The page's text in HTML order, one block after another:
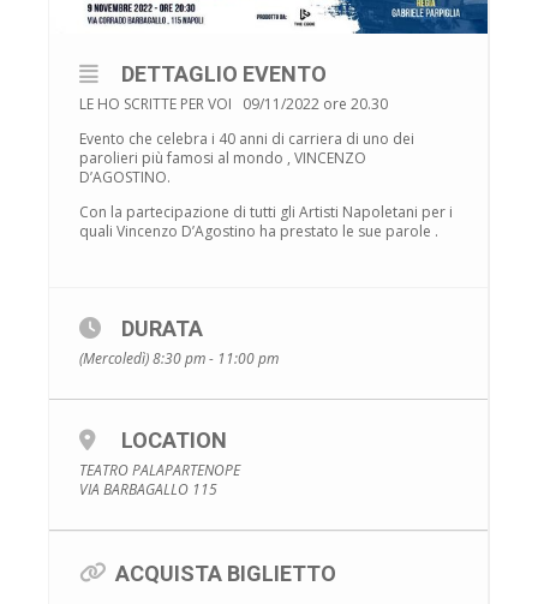
DETTAGLIO EVENTO
LE HO SCRITTE PER VOI 09/11/2022 ore 20.30
Evento che celebra i 40 anni di carriera di uno dei
parolieri più famosi al mondo , VINCENZO
D’AGOSTINO.
Con la partecipazione di tutti gli Artisti Napoletani per i
quali Vincenzo D’Agostino ha prestato le sue parole .
DURATA
(Mercoledì) 8:30 pm - 11:00 pm
LOCATION
TEATRO PALAPARTENOPE
VIA BARBAGALLO 115
ACQUISTA BIGLIETTO